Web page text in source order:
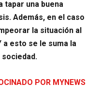
tapar una buena
Además, en el caso
la situación al
a esto se le suma la
POR MYNEWS